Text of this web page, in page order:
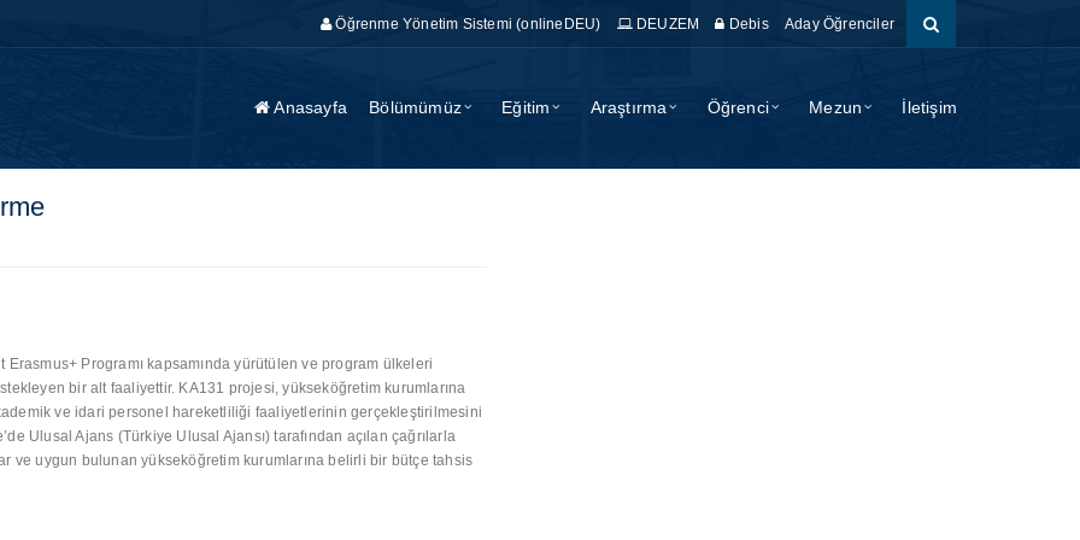
Öğrenme Yönetim Sistemi (onlineDEU) DEUZEM Debis Aday Öğrenciler
Anasayfa Bölümümüz Eğitim Araştırma Öğrenci Mezun İletişim
Programı kapsamında yürütülen ve program ülkeleri
bir alt faaliyettir. KA131 projesi, yükseköğretim kurumlarına
ve idari personel hareketliliği faaliyetlerinin gerçekleştirilmesini
Ulusal Ajans (Türkiye Ulusal Ajansı) tarafından açılan çağrılarla
ve uygun bulunan yükseköğretim kurumlarına belirli bir bütçe tahsis